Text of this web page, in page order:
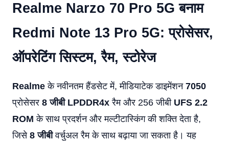
Realme Narzo 70 Pro 5G बनाम
Redmi Note 13 Pro 5G: प्रोसेसर,
ऑपरेटिंग सिस्टम, रैम, स्टोरेज
Realme के नवीनतम हैंडसेट में, मीडियाटेक डाइमेंशन 7050
प्रोसेसर 8 जीबी LPDDR4x रैम और 256 जीबी UFS 2.2
ROM के साथ प्रदर्शन और मल्टीटास्किंग की शक्ति देता है,
जिसे 8 जीबीवर्चुअल रैम के साथ बढ़ाया जा सकता है। यह